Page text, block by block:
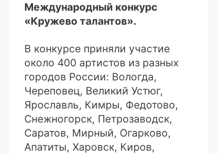
Международный конкурс
«Кружево талантов».
В конкурсе приняли участие
около 400 артистов из разных
городов России: Вологда,
Череповец, Великий Устюг,
Ярославль, Кимры, Федотово,
Снежногорск, Петрозаводск,
Саратов, Мирный, Огарково,
Апатиты, Харовск, Киров,